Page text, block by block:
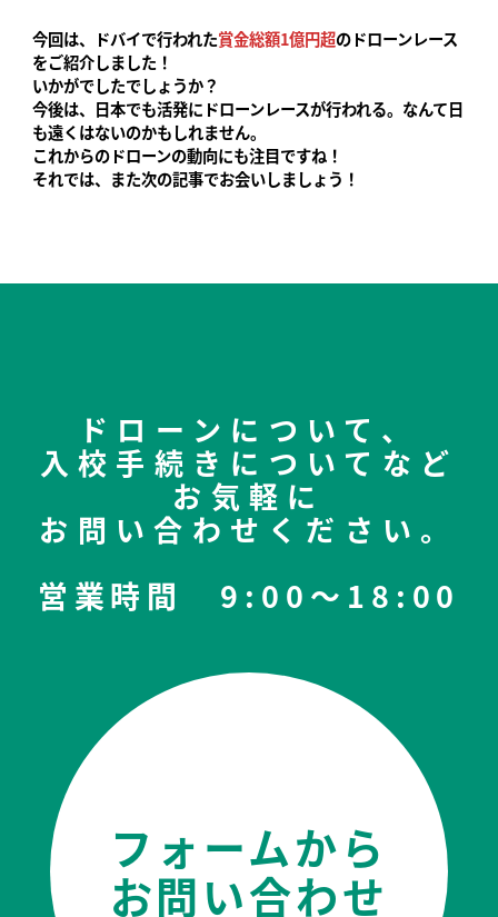
今回は、ドバイで行われた賞金総額1億円超のドローンレース
をご紹介しました！
いかがでしたでしょうか？
今後は、日本でも活発にドローンレースが行われる。なんて日
も遠くはないのかもしれません。
これからのドローンの動向にも注目ですね！
それでは、また次の記事でお会いしましょう！
ドローンについて、
入校手続きについてなど
お気軽に
お問い合わせください。
営業時間 9:00〜18:00
フォームから
お問い合わせ